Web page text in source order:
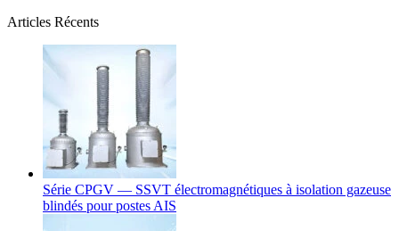
Articles Récents
Série CPGV — SSVT électromagnétiques à isolation gazeuse
blindés pour postes AIS